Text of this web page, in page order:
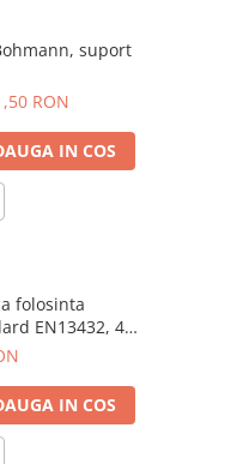
suport
RON
IN COS
folosinta
EN13432, 400
IN COS